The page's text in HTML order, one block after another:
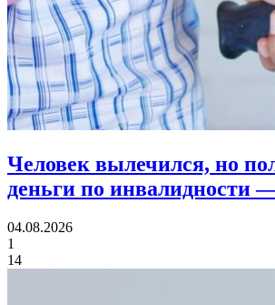
Человек вылечился, но
деньги по инвалидности—
04.08.2026
1
14